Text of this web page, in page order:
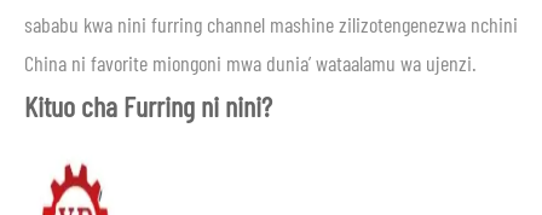
sababu kwa nini furring channel mashine zilizotengenezwa nchini
China ni favorite miongoni mwa dunia’ wataalamu wa ujenzi.
Kituo cha Furring ni nini?